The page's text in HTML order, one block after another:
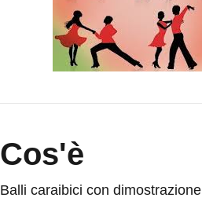
Cos'è
Balli caraibici con dimostrazione